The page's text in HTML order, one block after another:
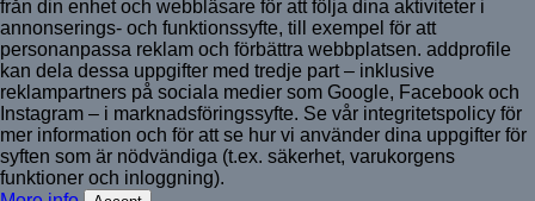
från din enhet och webbläsare för att följa dina aktiviteter i
annonserings- och funktionssyfte, till exempel för att
personanpassa reklam och förbättra webbplatsen. addprofile
kan dela dessa uppgifter med tredje part – inklusive
reklampartners på sociala medier som Google, Facebook och
Instagram – i marknadsföringssyfte. Se vår integritetspolicy för
mer information och för att se hur vi använder dina uppgifter för
syften som är nödvändiga (t.ex. säkerhet, varukorgens
funktioner och inloggning).